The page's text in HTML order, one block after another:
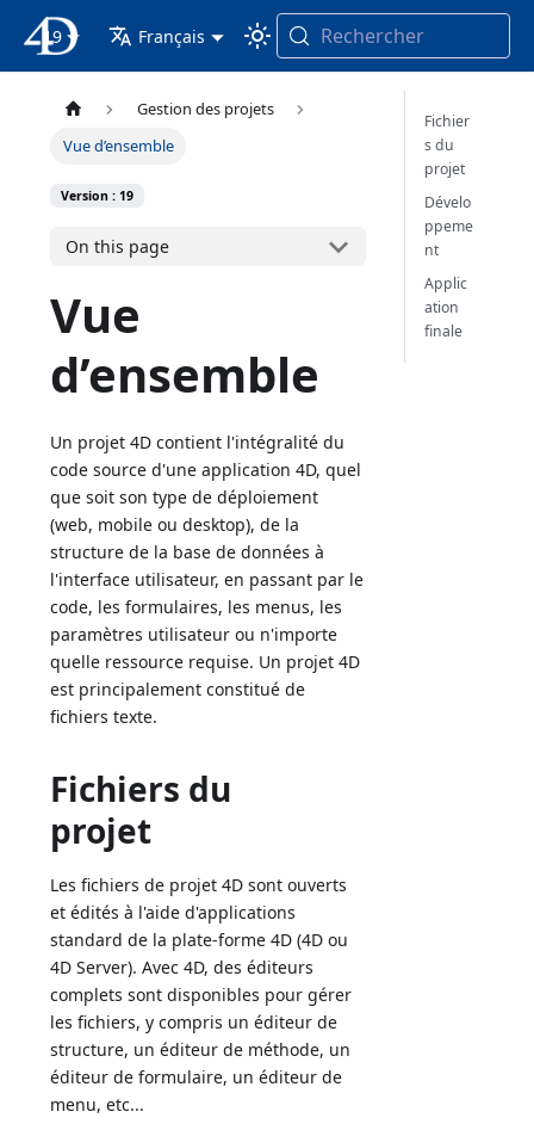
4D Documentation
19 Français Rechercher
Gestion des projets
Vue d’ensemble
Version : 19
On this page
Vue
d’ensemble
Un projet 4D contient l'intégralité du
code source d'une application 4D, quel
que soit son type de déploiement
(web, mobile ou desktop), de la
structure de la base de données à
l'interface utilisateur, en passant par le
code, les formulaires, les menus, les
paramètres utilisateur ou n'importe
quelle ressource requise. Un projet 4D
est principalement constitué de
fichiers texte.
Fichiers du
projet
Les fichiers de projet 4D sont ouverts
et édités à l'aide d'applications
standard de la plate-forme 4D (4D ou
4D Server). Avec 4D, des éditeurs
complets sont disponibles pour gérer
les fichiers, y compris un éditeur de
structure, un éditeur de méthode, un
éditeur de formulaire, un éditeur de
menu, etc...
Fichier
s du
projet
Dévelo
ppeme
nt
Applic
ation
finale